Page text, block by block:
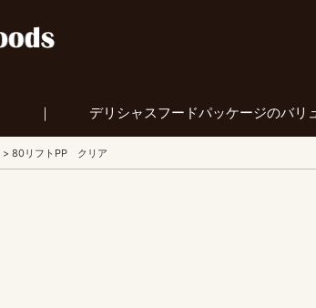
デリシャスフードパッケージのバリ
80リフトPP クリア